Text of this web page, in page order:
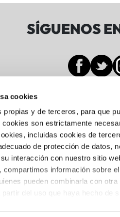
cookies
propias y de terceros, para que
son estrictamente
incluidas cookies de
de protección de datos,
interacción con nuestro sitio
compartimos información sobre
pueden combinarla con
partir del uso que haya hecho de
SÍGUENOS
Sala BBK
Gran Vía de Don Diego
Abando, 48001 Bilbo,
944 05 88 24